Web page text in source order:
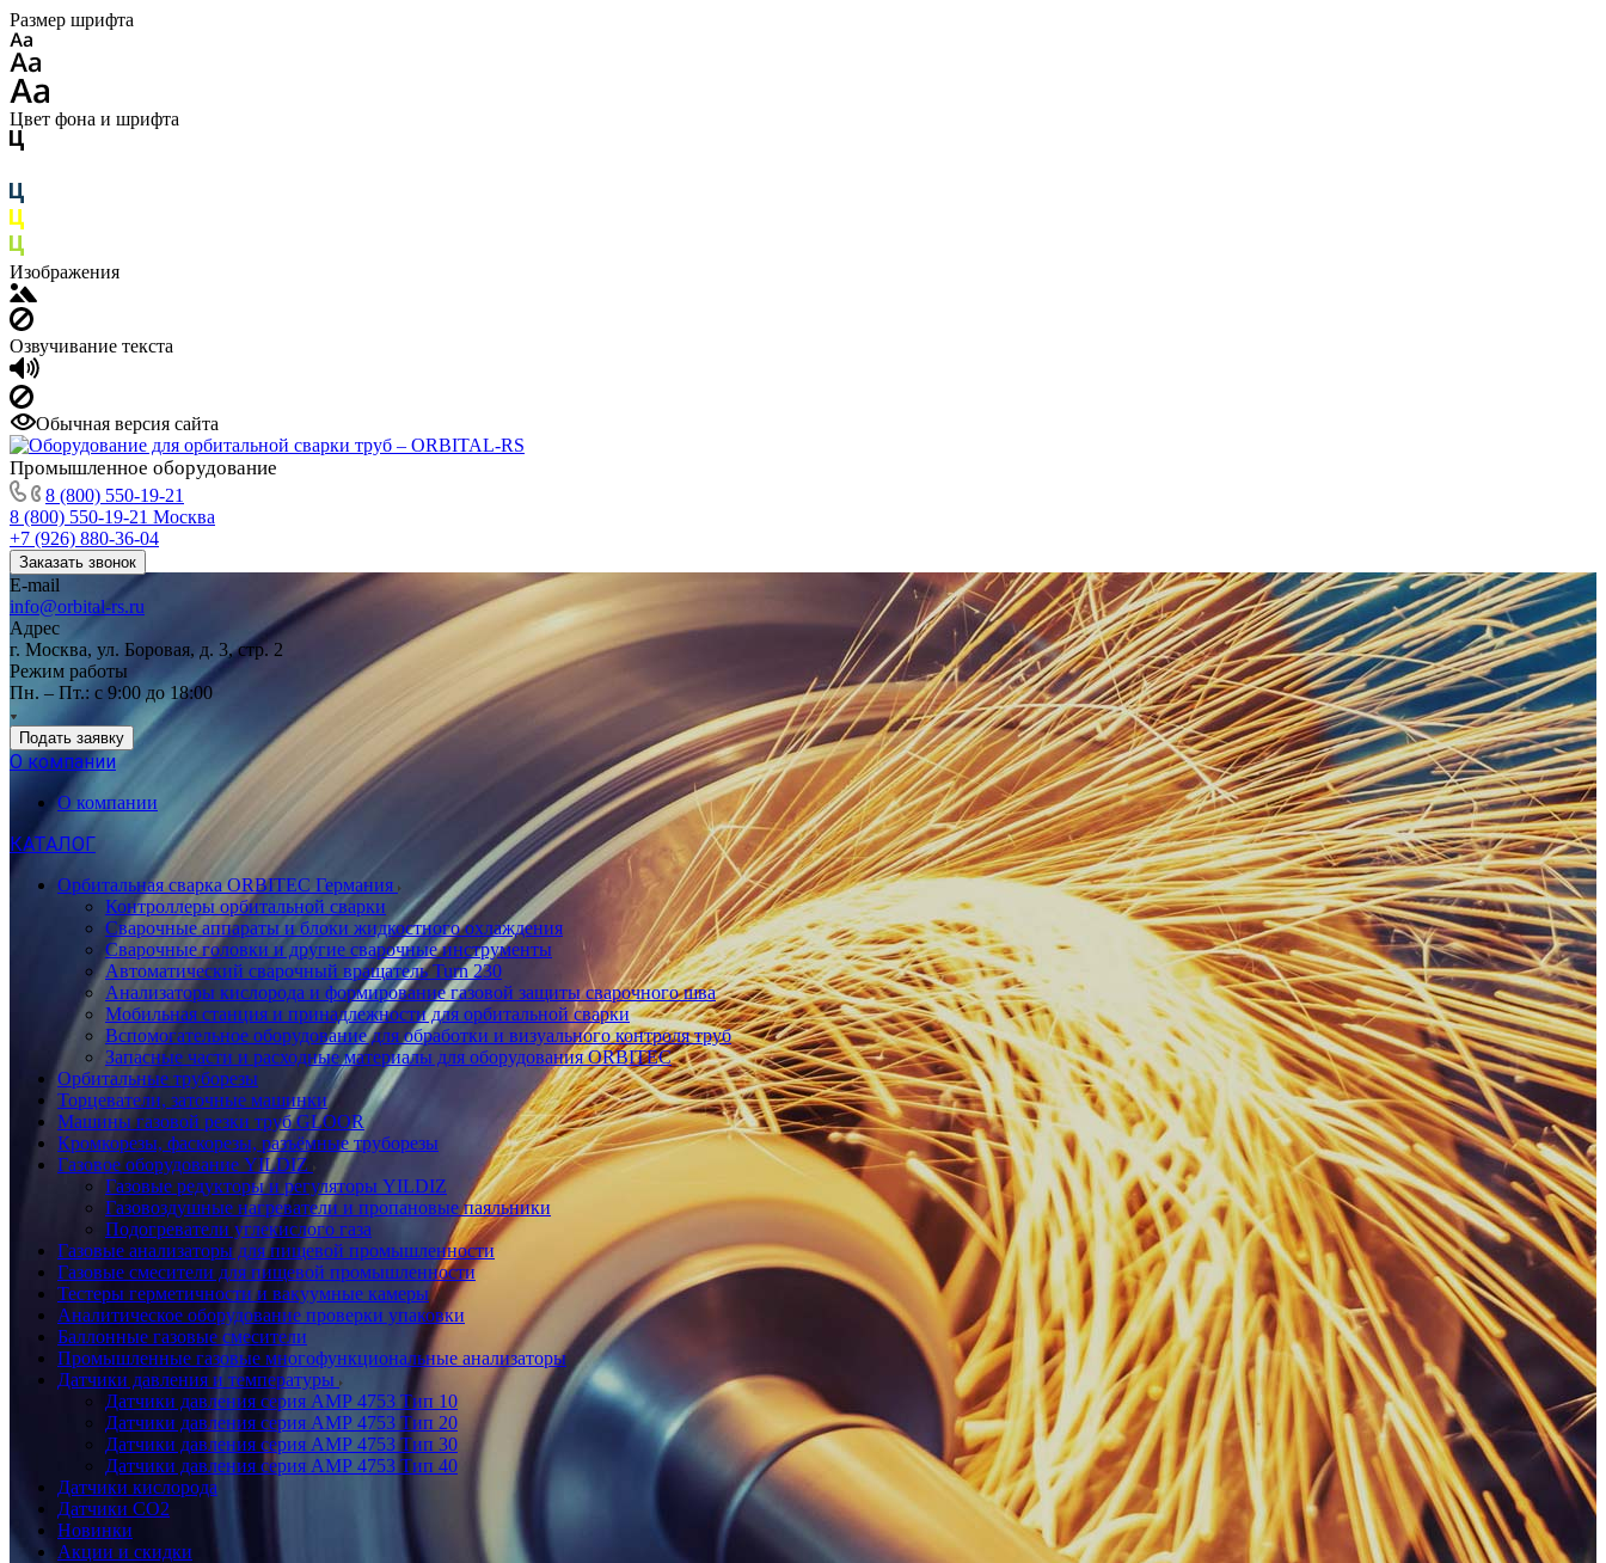
Размер шрифта
Цвет фона и шрифта
Изображения
Озвучивание текста
Обычная версия сайта
Промышленное оборудование
8 (800) 550-19-21
8 (800) 550-19-21 Москва
+7 (926) 880-36-04
Заказать звонок
E-mail
info@orbital-rs.ru
Адрес
г. Москва, ул. Боровая, д. 3, стр. 2
Режим работы
Пн. – Пт.: с 9:00 до 18:00
Подать заявку
О компании
О компании
КАТАЛОГ
Орбитальная сварка ORBITEC Германия
Контроллеры орбитальной сварки
Сварочные аппараты и блоки жидкостного охлаждения
Сварочные головки и другие сварочные инструменты
Автоматический сварочный вращатель Turn 230
Анализаторы кислорода и формирование газовой защиты сварочного шва
Мобильная станция и принадлежности для орбитальной сварки
Вспомогательное оборудование для обработки и визуального контроля труб
Запасные части и расходные материалы для оборудования ORBITEC
Орбитальные труборезы
Торцеватели, заточные машинки
Машины газовой резки труб GLOOR
Кромкорезы, фаскорезы, разъёмные труборезы
Газовое оборудование YILDIZ
Газовые редукторы и регуляторы YILDIZ
Газовоздушные нагреватели и пропановые паяльники
Подогреватели углекислого газа
Газовые анализаторы для пищевой промышленности
Газовые смесители для пищевой промышленности
Тестеры герметичности и вакуумные камеры
Аналитическое оборудование проверки упаковки
Баллонные газовые смесители
Промышленные газовые многофункциональные анализаторы
Датчики давления и температуры
Датчики давления серия АМР 4753 Тип 10
Датчики давления серия АМР 4753 Тип 20
Датчики давления серия АМР 4753 Тип 30
Датчики давления серия АМР 4753 Тип 40
Датчики кислорода
Датчики CO2
Новинки
Акции и скидки